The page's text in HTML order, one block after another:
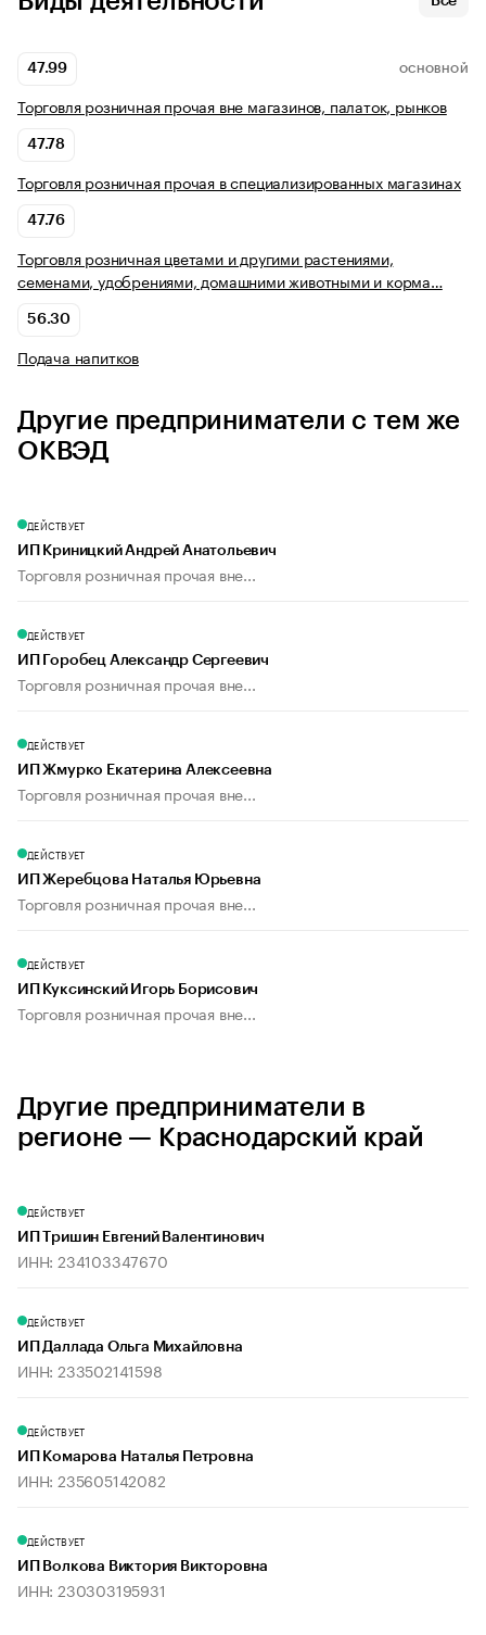
47.99 ОСНОВНОЙ
Торговля розничная прочая вне магазинов, палаток, рынков
47.78
Торговля розничная прочая в специализированных магазинах
47.76
Торговля розничная цветами и другими растениями,
семенами, удобрениями, домашними животными и корма…
56.30
Подача напитков
Другие предприниматели с тем же
ОКВЭД
ДЕЙСТВУЕТ
ИП Криницкий Андрей Анатольевич
Торговля розничная прочая вне...
ДЕЙСТВУЕТ
ИП Горобец Александр Сергеевич
Торговля розничная прочая вне...
ДЕЙСТВУЕТ
ИП Жмурко Екатерина Алексеевна
Торговля розничная прочая вне...
ДЕЙСТВУЕТ
ИП Жеребцова Наталья Юрьевна
Торговля розничная прочая вне...
ДЕЙСТВУЕТ
ИП Куксинский Игорь Борисович
Торговля розничная прочая вне...
Другие предприниматели в
регионе — Краснодарский край
ДЕЙСТВУЕТ
ИП Тришин Евгений Валентинович
ИНН: 234103347670
ДЕЙСТВУЕТ
ИП Даллада Ольга Михайловна
ИНН: 233502141598
ДЕЙСТВУЕТ
ИП Комарова Наталья Петровна
ИНН: 235605142082
ДЕЙСТВУЕТ
ИП Волкова Виктория Викторовна
ИНН: 230303195931